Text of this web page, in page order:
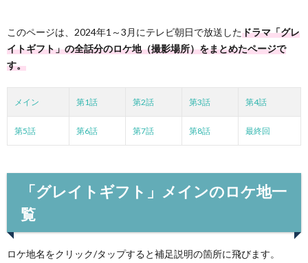
このページは、2024年1～3月にテレビ朝日で放送したドラマ「グレ
イトギフト」の全話分のロケ地（撮影場所）をまとめたページで
す。
メイン 第1話 第2話 第3話 第4話
第5話 第6話 第7話 第8話 最終回
「グレイトギフト」メインのロケ地一
覧
ロケ地名をクリック/タップすると補足説明の箇所に飛びます。